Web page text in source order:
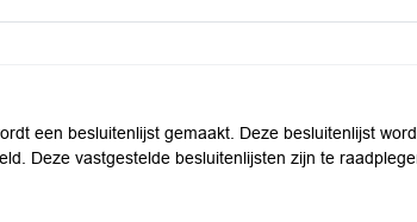
een besluitenlijst gemaakt. Deze besluitenlijst
Deze vastgestelde besluitenlijsten zijn te